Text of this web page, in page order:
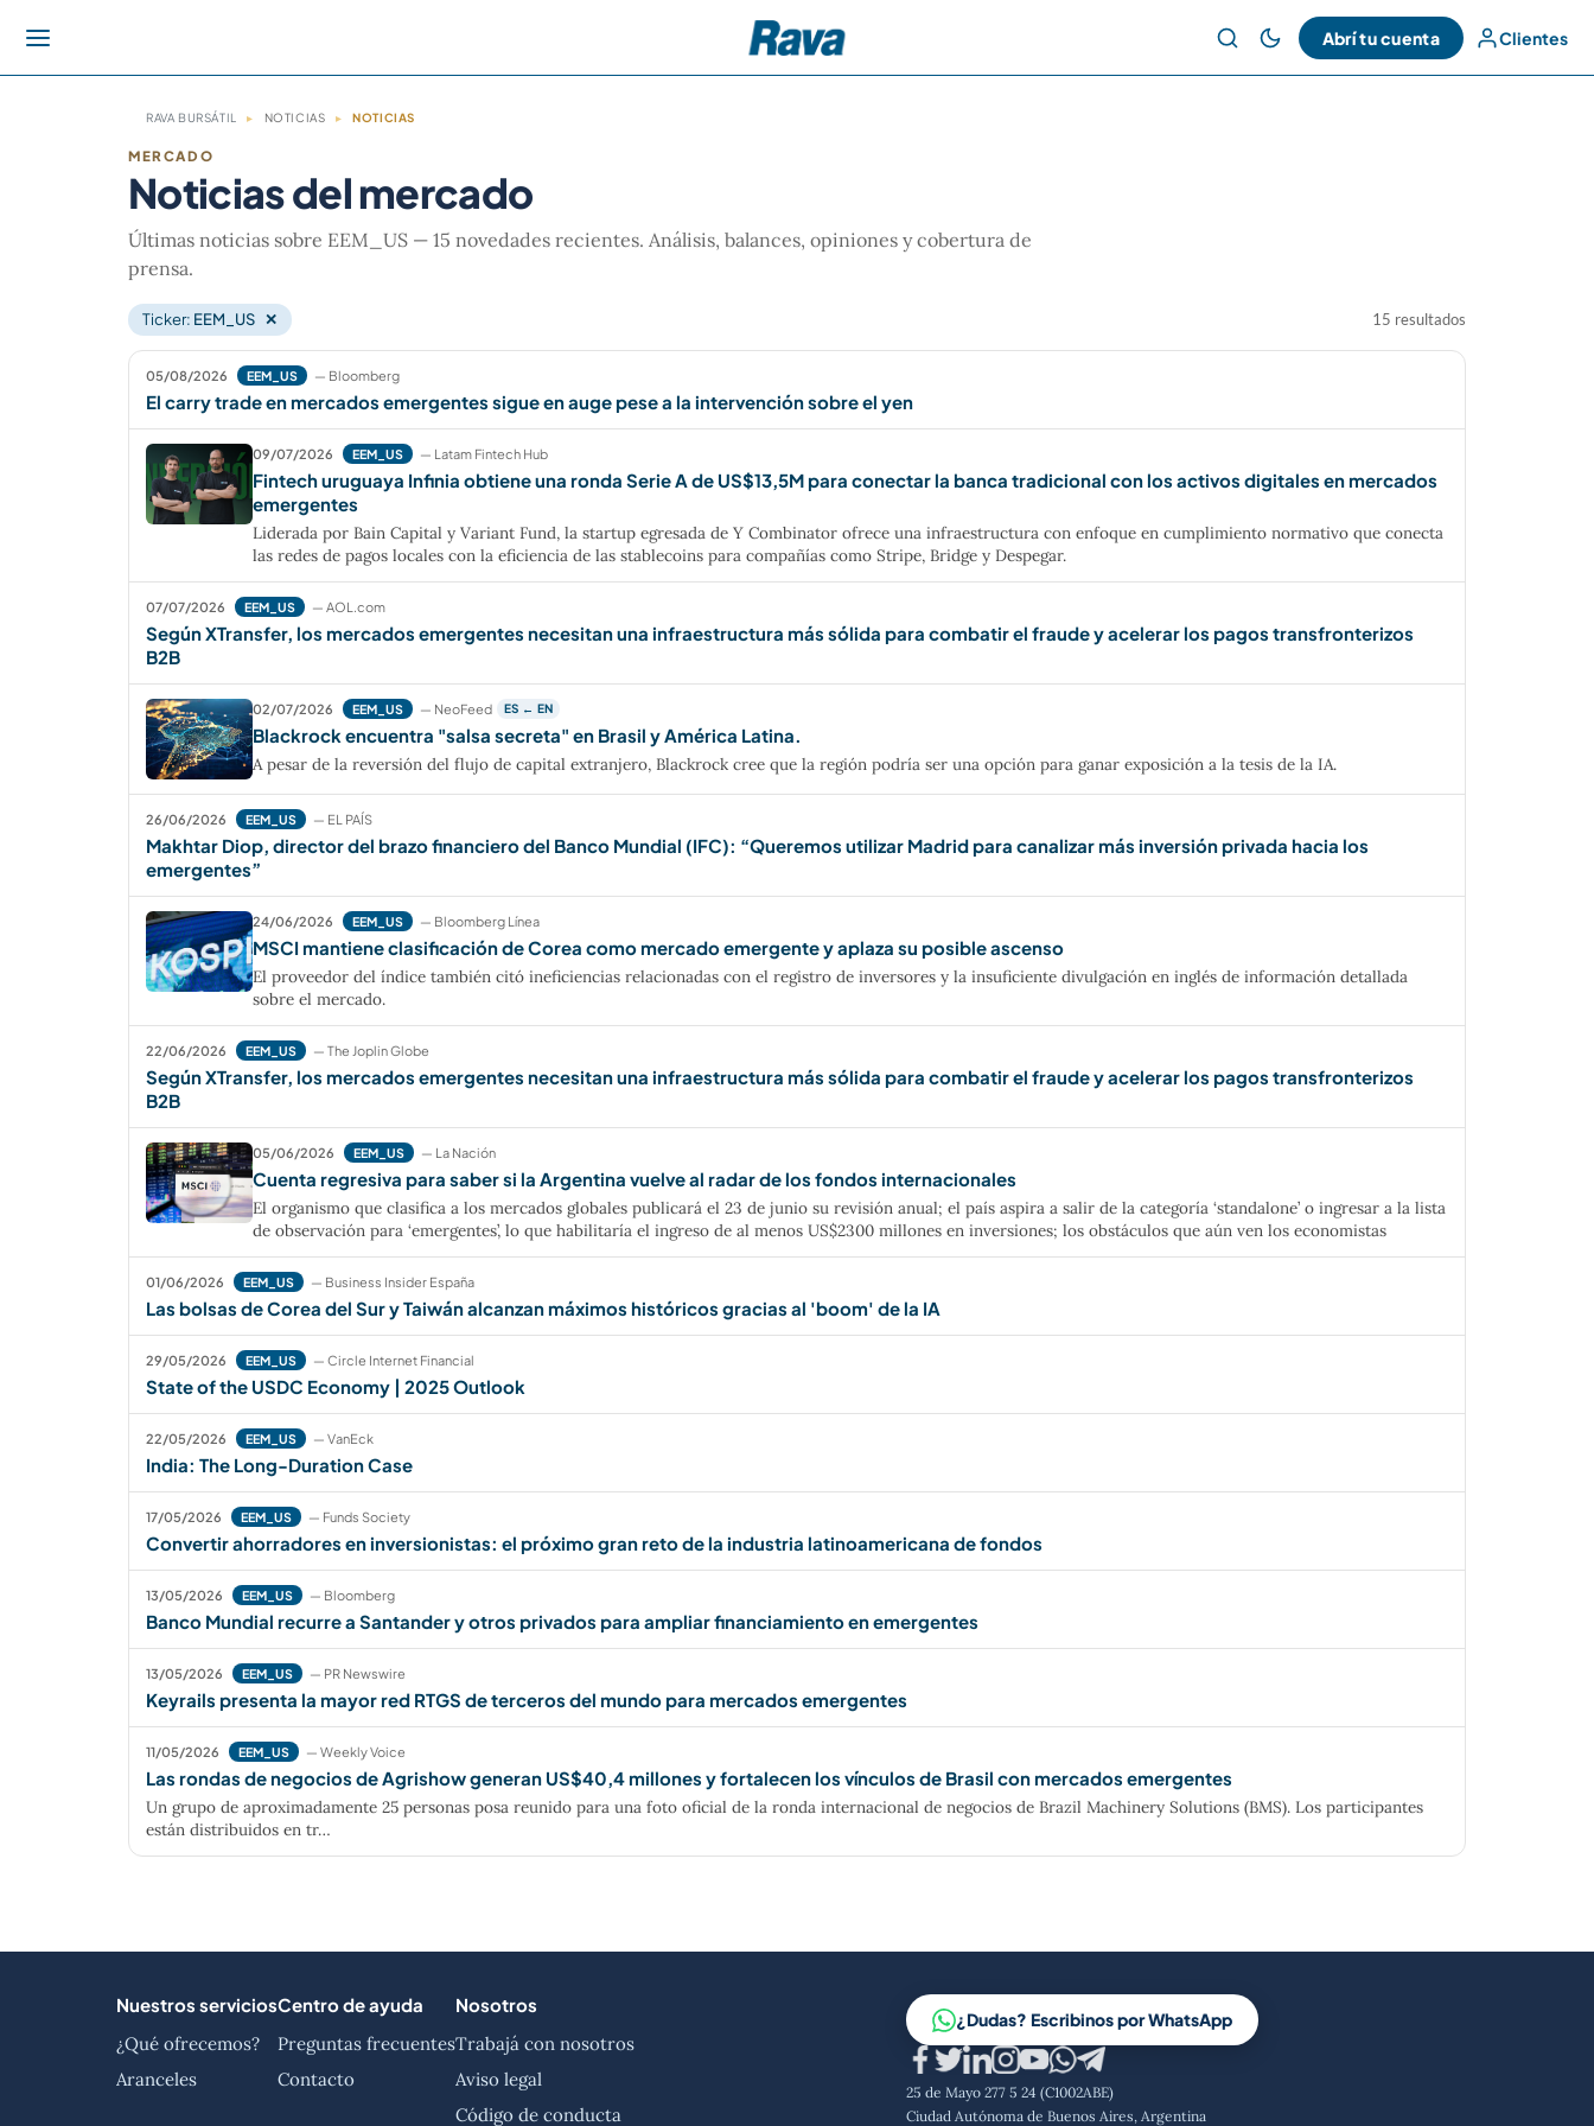
Abrí tu cuenta Clientes
RAVA BURSÁTIL ▸ NOTICIAS ▸ NOTICIAS
MERCADO
Noticias del mercado
Últimas noticias sobre EEM_US — 15 novedades recientes. Análisis, balances, opiniones y cobertura de
prensa.
Ticker: EEM_US ✕ 15 resultados
05/08/2026 EEM_US — Bloomberg
El carry trade en mercados emergentes sigue en auge pese a la intervención sobre el yen
09/07/2026 EEM_US — Latam Fintech Hub
Fintech uruguaya Infinia obtiene una ronda Serie A de US$13,5M para conectar la banca tradicional con los activos digitales en mercados
emergentes
Liderada por Bain Capital y Variant Fund, la startup egresada de Y Combinator ofrece una infraestructura con enfoque en cumplimiento normativo que conecta
las redes de pagos locales con la eficiencia de las stablecoins para compañías como Stripe, Bridge y Despegar.
07/07/2026 EEM_US — AOL.com
Según XTransfer, los mercados emergentes necesitan una infraestructura más sólida para combatir el fraude y acelerar los pagos transfronterizos
B2B
02/07/2026 EEM_US — NeoFeed ES ← EN
Blackrock encuentra "salsa secreta" en Brasil y América Latina.
A pesar de la reversión del flujo de capital extranjero, Blackrock cree que la región podría ser una opción para ganar exposición a la tesis de la IA.
26/06/2026 EEM_US — EL PAÍS
Makhtar Diop, director del brazo financiero del Banco Mundial (IFC): “Queremos utilizar Madrid para canalizar más inversión privada hacia los
emergentes”
24/06/2026 EEM_US — Bloomberg Línea
MSCI mantiene clasificación de Corea como mercado emergente y aplaza su posible ascenso
El proveedor del índice también citó ineficiencias relacionadas con el registro de inversores y la insuficiente divulgación en inglés de información detallada
sobre el mercado.
22/06/2026 EEM_US — The Joplin Globe
Según XTransfer, los mercados emergentes necesitan una infraestructura más sólida para combatir el fraude y acelerar los pagos transfronterizos
B2B
05/06/2026 EEM_US — La Nación
Cuenta regresiva para saber si la Argentina vuelve al radar de los fondos internacionales
El organismo que clasifica a los mercados globales publicará el 23 de junio su revisión anual; el país aspira a salir de la categoría ‘standalone’ o ingresar a la lista
de observación para ‘emergentes’, lo que habilitaría el ingreso de al menos US$2300 millones en inversiones; los obstáculos que aún ven los economistas
01/06/2026 EEM_US — Business Insider España
Las bolsas de Corea del Sur y Taiwán alcanzan máximos históricos gracias al 'boom' de la IA
29/05/2026 EEM_US — Circle Internet Financial
State of the USDC Economy | 2025 Outlook
22/05/2026 EEM_US — VanEck
India: The Long-Duration Case
17/05/2026 EEM_US — Funds Society
Convertir ahorradores en inversionistas: el próximo gran reto de la industria latinoamericana de fondos
13/05/2026 EEM_US — Bloomberg
Banco Mundial recurre a Santander y otros privados para ampliar financiamiento en emergentes
13/05/2026 EEM_US — PR Newswire
Keyrails presenta la mayor red RTGS de terceros del mundo para mercados emergentes
11/05/2026 EEM_US — Weekly Voice
Las rondas de negocios de Agrishow generan US$40,4 millones y fortalecen los vínculos de Brasil con mercados emergentes
Un grupo de aproximadamente 25 personas posa reunido para una foto oficial de la ronda internacional de negocios de Brazil Machinery Solutions (BMS). Los participantes
están distribuidos en tr…
Nuestros servicios
¿Qué ofrecemos?
Aranceles
Centro de ayuda
Preguntas frecuentes
Contacto
Nosotros
Trabajá con nosotros
Aviso legal
Código de conducta
¿Dudas? Escribinos por WhatsApp
25 de Mayo 277 5 24 (C1002ABE)
Ciudad Autónoma de Buenos Aires, Argentina